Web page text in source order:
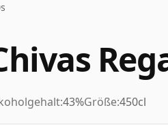
43%Größe:450cl